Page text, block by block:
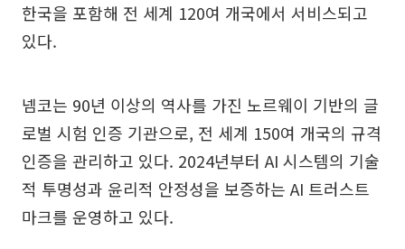
한국을 포함해 전 세계 120여 개국에서 서비스되고
있다.
넴코는 90년 이상의 역사를 가진 노르웨이 기반의 글
로벌 시험 인증 기관으로, 전 세계 150여 개국의 규격
인증을 관리하고 있다. 2024년부터 AI 시스템의 기술
적 투명성과 윤리적 안정성을 보증하는 AI 트러스트
마크를 운영하고 있다.